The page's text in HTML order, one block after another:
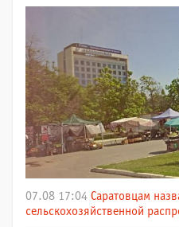
07.08 17:04 Саратовцам
сельскохозяйственной